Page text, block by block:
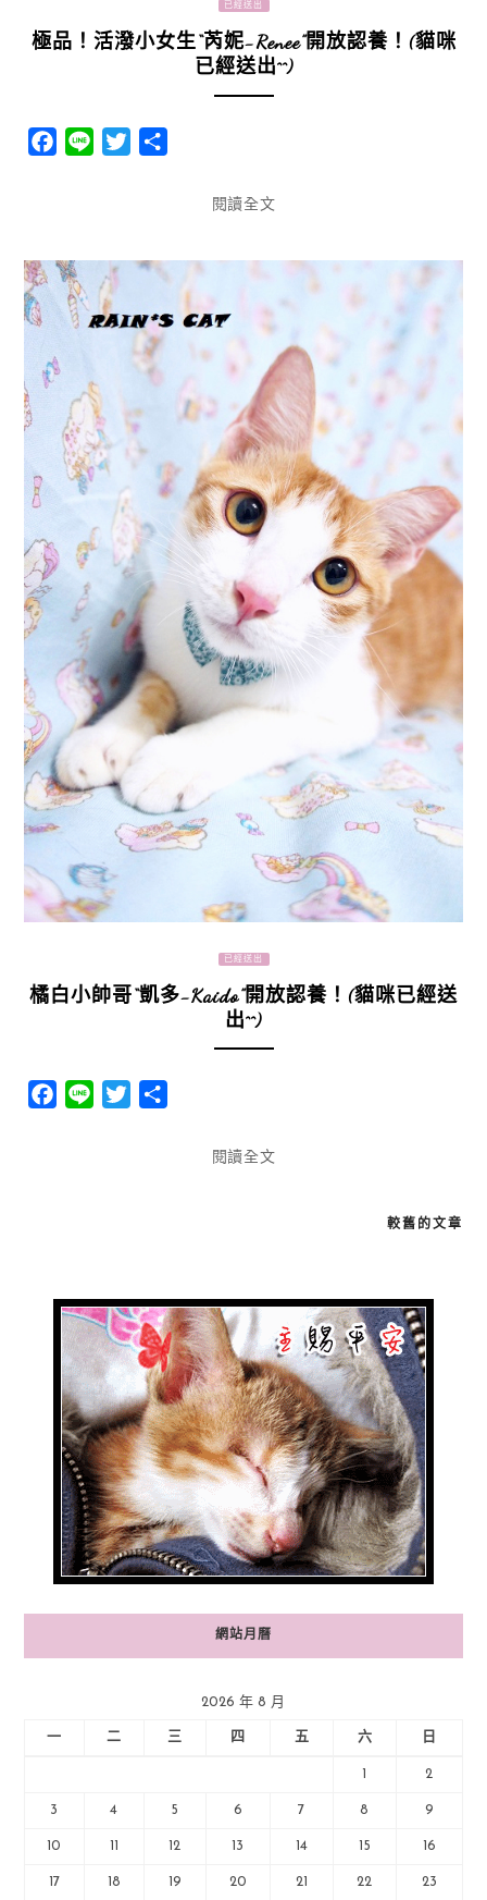
已經送出
極品！活潑小女生“芮妮-Renee”開放認養！(貓咪
已經送出^^)
Facebook
Line Twitter
閱讀全文
已經送出
橘白小帥哥“凱多-Kaido”開放認養！(貓咪已經送
出^^)
Facebook
Line Twitter
閱讀全文
較舊的文章
網站月曆
2026 年 8 月
一 二 三 四 五 六 日
1 2
3 4 5 6 7 8 9
10 11 12 13 14 15 16
17 18 19 20 21 22 23